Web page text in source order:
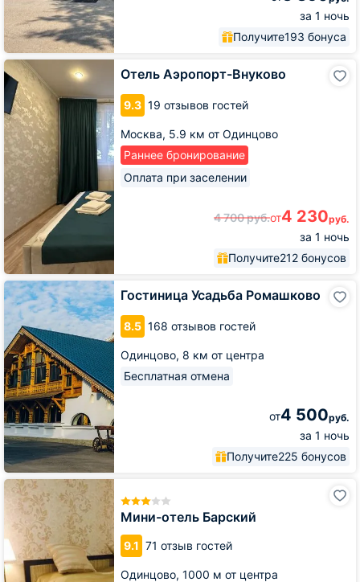
за 1 ночь
Получите193 бонуса
Отель Аэропорт-Внуково
9.3 19 отзывов гостей
Москва, 5.9 км от Одинцово
Раннее бронирование
Оплата при заселении
4 700руб.от4 230руб.
за 1 ночь
Получите212 бонусов
Отель
Аэропорт-
Внуково
Гостиница Усадьба Ромашково
8.5 168 отзывов гостей
Одинцово, 8 км от центра
Бесплатная отмена
от4 500руб.
за 1 ночь
Получите225 бонусов
Гостиница
Усадьба
Ромашково
Мини-отель Барский
9.1 71 отзыв гостей
Одинцово, 1000 м от центра
Мини-
отель
Барский